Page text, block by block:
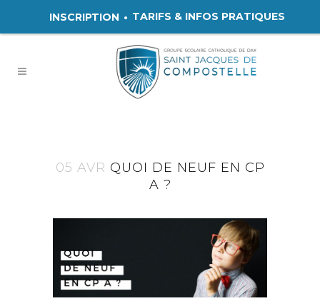
INSCRIPTION TARIFS & INFOS PRATIQUES
05 AVR QUOI DE NEUF EN CP
A ?